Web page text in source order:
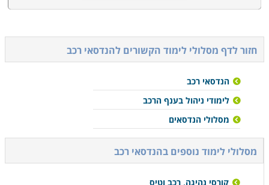
חזור לדף מסלולי לימוד הקשורים להנדסאי רכב
הנדסאי רכב
לימודי ניהול בענף הרכב
מסלולי הנדסאים
מסלולי לימוד נוספים בהנדסאי רכב
קורסי נהיגה, רכב וטיס